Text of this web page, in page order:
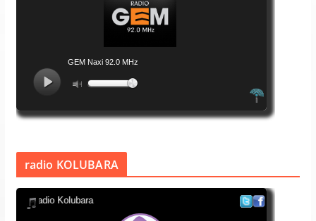
radio KOLUBARA